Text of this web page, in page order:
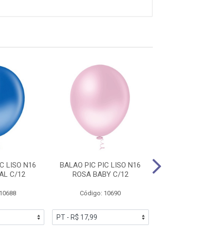
LISO N16
C/12
BALAO PIC PIC LISO N16
ROSA BABY C/12
Código: 10690